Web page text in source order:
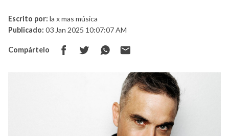
Escrito por: la x mas música
Publicado: 03 Jan 2025 10:07:07 AM
Compártelo